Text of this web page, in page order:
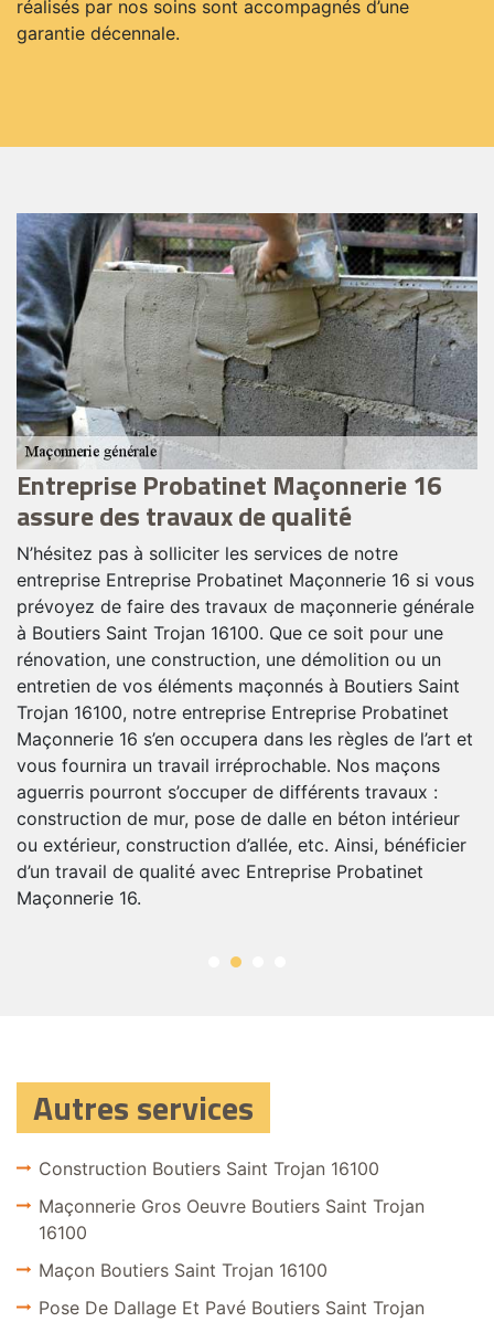
réalisés par nos soins sont accompagnés d’une
garantie décennale.
Entreprise Probatinet Maçonnerie 16
assure des travaux de qualité
N’hésitez pas à solliciter les services de notre
entreprise Entreprise Probatinet Maçonnerie 16 si vous
prévoyez de faire des travaux de maçonnerie générale
à Boutiers Saint Trojan 16100. Que ce soit pour une
rénovation, une construction, une démolition ou un
entretien de vos éléments maçonnés à Boutiers Saint
Trojan 16100, notre entreprise Entreprise Probatinet
Maçonnerie 16 s’en occupera dans les règles de l’art et
vous fournira un travail irréprochable. Nos maçons
aguerris pourront s’occuper de différents travaux :
construction de mur, pose de dalle en béton intérieur
ou extérieur, construction d’allée, etc. Ainsi, bénéficier
d’un travail de qualité avec Entreprise Probatinet
Maçonnerie 16.
Autres services
Construction Boutiers Saint Trojan 16100
Maçonnerie Gros Oeuvre Boutiers Saint Trojan
16100
Maçon Boutiers Saint Trojan 16100
Pose De Dallage Et Pavé Boutiers Saint Trojan